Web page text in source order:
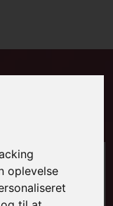
oplevelse